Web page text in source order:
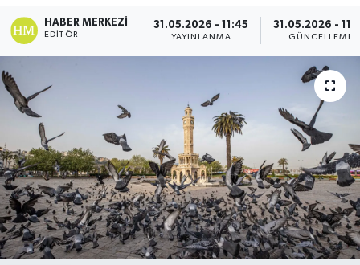
HABER MERKEZI
EDITÖR
31.05.2026 - 11:45
YAYINLANMA
31.05.2026 -
GÜNCELLEME